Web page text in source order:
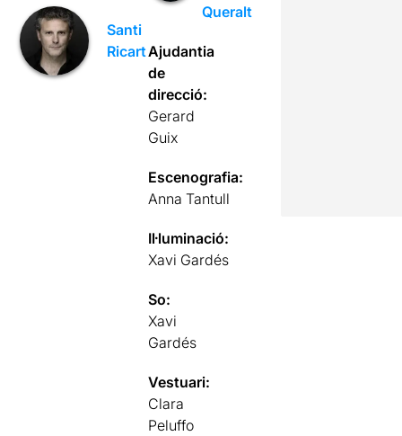
Santi
Ricart
Queralt
Ajudantia
de
direcció:
Gerard
Guix
Escenografia:
Anna Tantull
Il·luminació:
Xavi Gardés
So:
Xavi
Gardés
Vestuari:
Clara
Peluffo